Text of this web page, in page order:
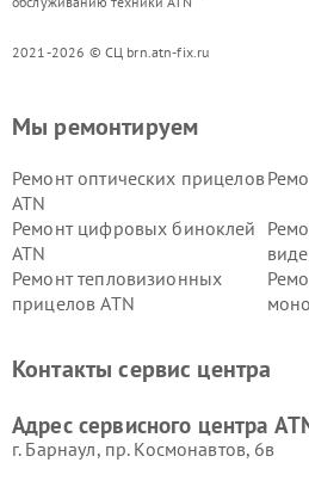
2021-2026 © СЦ brn.atn-fix.ru
Мы ремонтируем
Ремонт оптических прицелов
ATN
Ремонт цифровых биноклей
ATN
Ремонт тепловизионных
прицелов ATN
Контакты сервис центра
Адрес сервисного центра
г. Барнаул, ​пр. Космонавтов, 6в